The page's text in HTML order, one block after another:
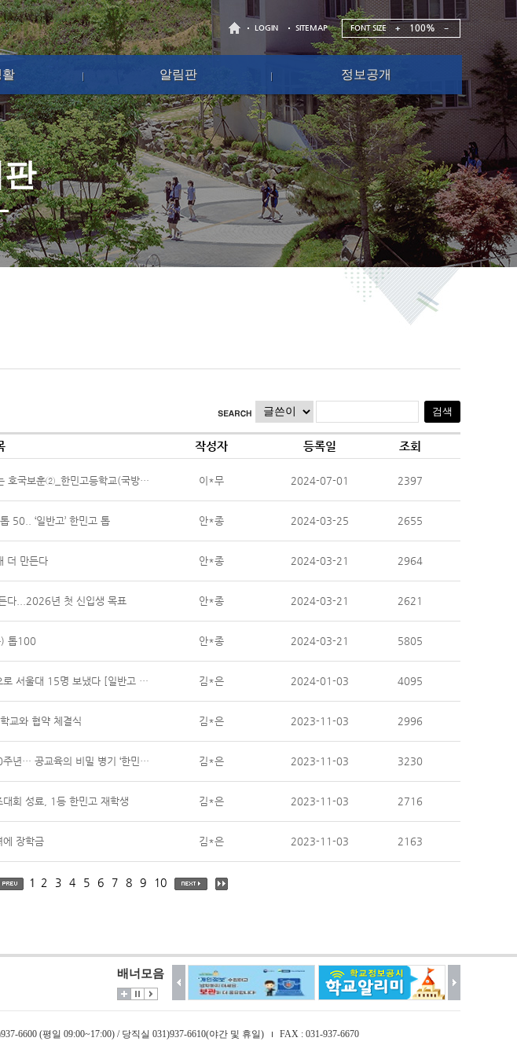
LOGIN SITEMAP FONT SIZE 100%
활 알림판 정보공개
작성자 등록일 조회
[KFN뉴스][6·25 특별기획]MZ가 말하는 호국보훈②_한민고등학교(국방홍보원) 이*무 2024-07-01 2397
50.. ‘일반고’ 한민고 톱 안*종 2024-03-25 2655
더 만든다 안*종 2024-03-21 2964
다...2026년 첫 신입생 목표 안*종 2024-03-21 2621
) 톱100 안*종 2024-03-21 5805
[중앙]방과후 수업 330강좌, 공교육만으로 서울대 15명 보냈다 [일반고 성공 신화] 김*은 2024-01-03 4095
교와 협약 체결식 김*은 2023-11-03 2996
[스카이데일리] 파주시 한민고등학교 10주년… 공교육의 비밀 병기 ‘한민고 이야기’ 출판 김*은 2023-11-03 3230
회 성료, 1등 한민고 재학생 김*은 2023-11-03 2716
에 장학금 김*은 2023-11-03 2163
1 2 3 4 5 6 7 8 9 10
6600 (평일 09:00~17:00) / 당직실 031)937-6610(야간 및 휴일)
FAX : 031-937-6670
배너모음